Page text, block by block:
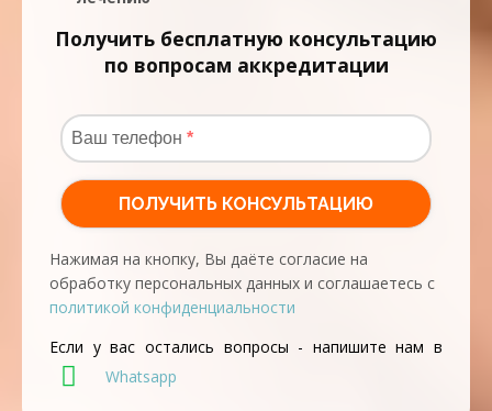
Получить бесплатную консультацию
по вопросам аккредитации
Нажимая на кнопку, Вы даёте согласие на
обработку персональных данных и соглашаетесь с
политикой конфиденциальности
Если у вас остались вопросы - напишите нам в
Whatsapp